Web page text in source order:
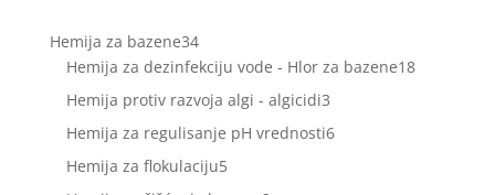
Hemija za bazene3434
proizvoda
Hemija za dezinfekciju vode - Hlor za bazene1818
Hemija protiv razvoja algi - algicidi33
proizvoda
Hemija za regulisanje pH vrednosti66
Hemija za flokulaciju55
proizvoda